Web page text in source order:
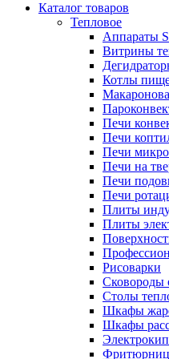
Каталог товаров
Тепловое
Аппараты
Витрины
Котлы
Печи
Печи
Печи
Печи на
Печи
Печи
Плиты
Плиты
Рисоварки
Сковороды
Столы
Шкафы
Шкафы